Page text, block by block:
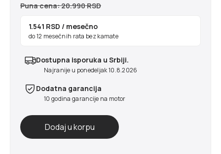
Puna cena: 20.990 RSD
1.541 RSD / mesečno
do 12 mesečnih rata bez kamate
Dostupna isporuka u Srbiji.
Najranije u ponedeljak 10.8.2026
Dodatna garancija
10 godina garancije na motor